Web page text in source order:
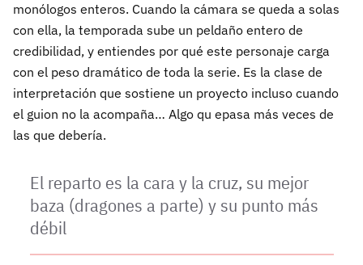
monólogos enteros. Cuando la cámara se queda a solas
con ella, la temporada sube un peldaño entero de
credibilidad, y entiendes por qué este personaje carga
con el peso dramático de toda la serie. Es la clase de
interpretación que sostiene un proyecto incluso cuando
el guion no la acompaña… Algo qu epasa más veces de
las que debería.
El reparto es la cara y la cruz, su mejor
baza (dragones a parte) y su punto más
débil